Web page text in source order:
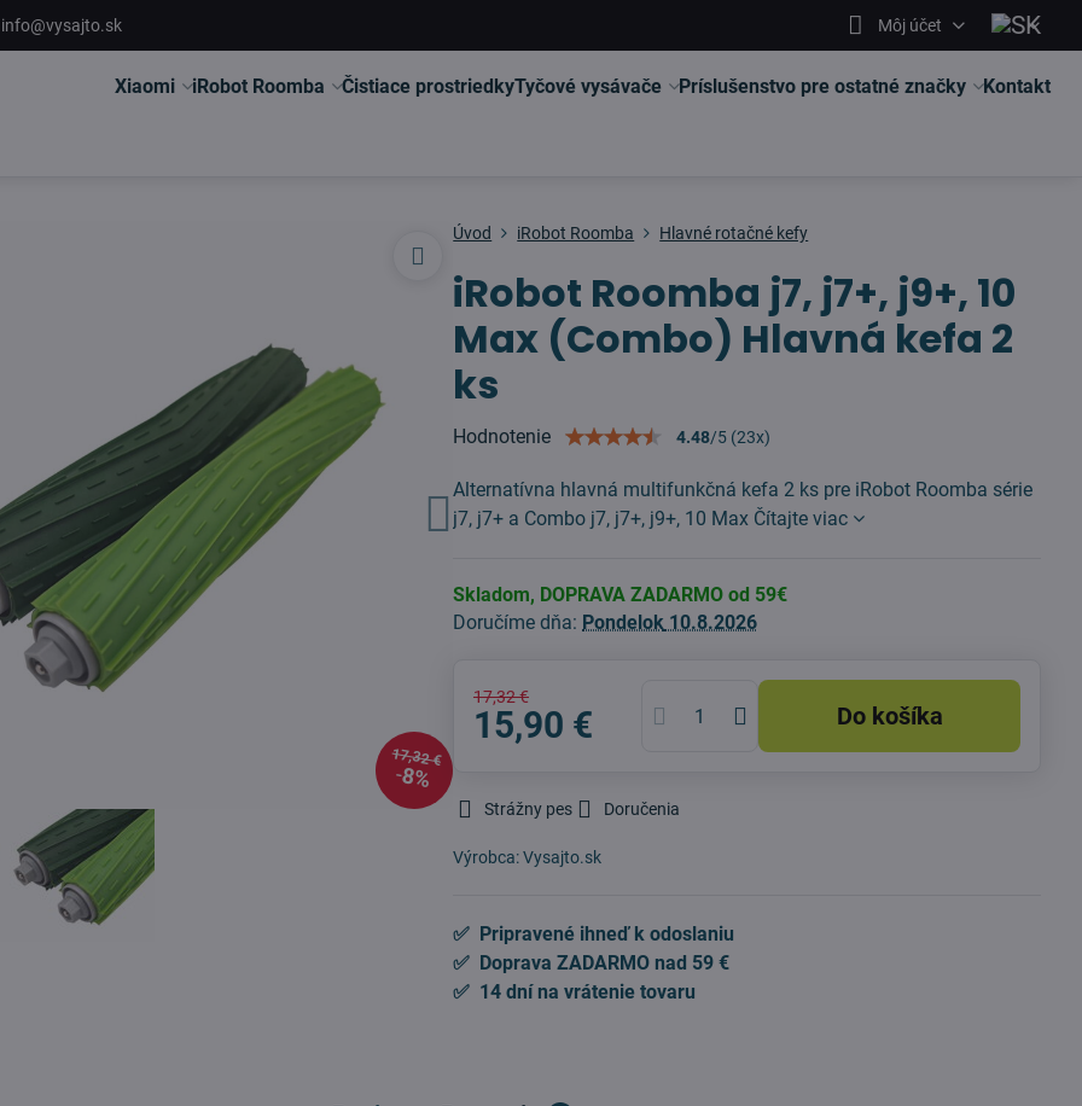
info@vysajto.sk Môj účet
Xiaomi iRobot Roomba Čistiace prostriedkyTyčové vysávače Príslušenstvo pre ostatné značky Kontakt
17,32 €
8%
Úvod iRobot Roomba Hlavné rotačné kefy
iRobot Roomba j7, j7+, j9+, 10
Max (Combo) Hlavná kefa 2
ks
Hodnotenie 4.48/5 (23x)
Alternatívna hlavná multifunkčná kefa 2 ks pre iRobot Roomba série
j7, j7+ a Combo j7, j7+, j9+, 10 Max Čítajte viac
Skladom, DOPRAVA ZADARMO od 59€
Doručíme dňa: Pondelok 10.8.2026
17,32 €
15,90 € Do košíka
Strážny pes Doručenia
Výrobca:Vysajto.sk
✅ Pripravené ihneď k odoslaniu
✅ Doprava ZADARMO nad 59 €
✅ 14 dní na vrátenie tovaru